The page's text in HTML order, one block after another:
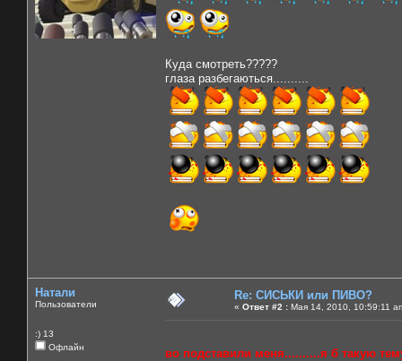
Куда смотреть?????
глаза разбегаються..........
Натали
Пользователи
:) 13
Офлайн
Re: СИСЬКИ или ПИВО?
« Ответ #2 : Мая 14, 2010, 10:59:11
во подставили меня..........я б такую